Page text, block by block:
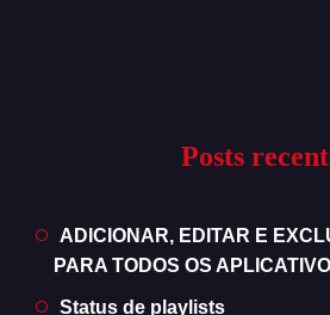
Posts
ADICIONAR, EDITAR E
PARA TODOS OS
Status de playlists